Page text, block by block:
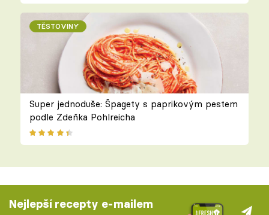
TĚSTOVINY
Super jednoduše: Špagety s paprikovým pestem
podle Zdeňka Pohlreicha
Nejlepší recepty e-mailem